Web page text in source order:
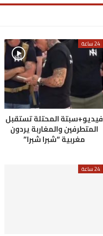
24 ساعة
فيديو+سبتة المحتلة تستقبل
المتطرفين والمغاربة يردون
مغربية “شبرا شبرا”
24 ساعة